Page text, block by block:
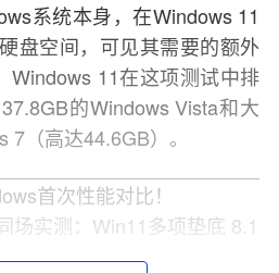
系统本身，在Windows 11
盘空间，可见其需要的额外
Windows 11在这项测试中排
的​​Windows Vista和大
（高达44.6GB）。